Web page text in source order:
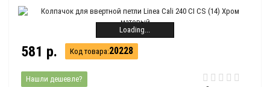
Loading...
581 р. Код товара:20228
Нашли дешевле?